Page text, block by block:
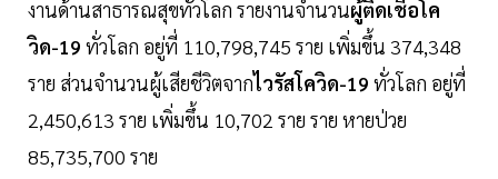
งานด้านสาธารณสุขทั่วโลก รายงานจำนวนผู้ติดเชื้อโค
วิด-19 ทั่วโลก อยู่ที่ 110,798,745 ราย เพิ่มขึ้น 374,348
ราย ส่วนจำนวนผู้เสียชีวิตจากไวรัสโควิด-19 ทั่วโลก อยู่ที่
2,450,613 ราย เพิ่มขึ้น 10,702 ราย ราย หายป่วย
85,735,700 ราย